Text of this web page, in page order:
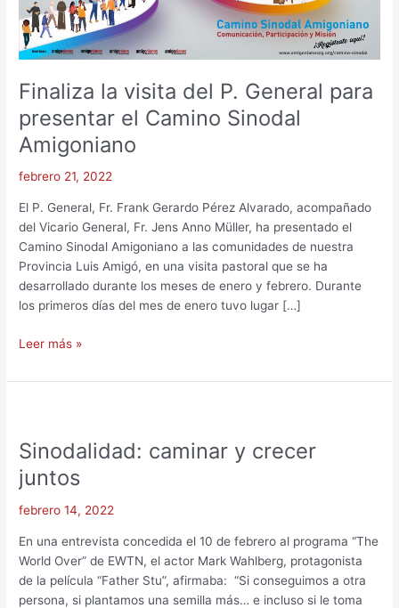
Finaliza la visita del P. General para
presentar el Camino Sinodal
Amigoniano
febrero 21, 2022
El P. General, Fr. Frank Gerardo Pérez Alvarado, acompañado
del Vicario General, Fr. Jens Anno Müller, ha presentado el
Camino Sinodal Amigoniano a las comunidades de nuestra
Provincia Luis Amigó, en una visita pastoral que se ha
desarrollado durante los meses de enero y febrero. Durante
los primeros días del mes de enero tuvo lugar […]
Camino
Sinodal
Amigoniano
Leer más »
Sinodalidad: caminar y crecer
juntos
febrero 14, 2022
En una entrevista concedida el 10 de febrero al programa “The
World Over” de EWTN, el actor Mark Wahlberg, protagonista
de la película “Father Stu”, afirmaba: “Si conseguimos a otra
persona, si plantamos una semilla más… e incluso si le toma
y
crecer
juntos